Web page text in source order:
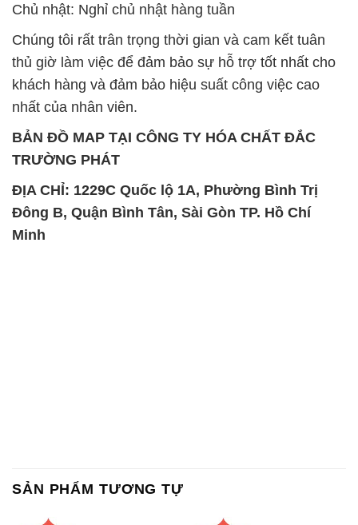
Chủ nhật: Nghỉ chủ nhật hàng tuần
Chúng tôi rất trân trọng thời gian và cam kết tuân
thủ giờ làm việc để đảm bảo sự hỗ trợ tốt nhất cho
khách hàng và đảm bảo hiệu suất công việc cao
nhất của nhân viên.
BẢN ĐỒ MAP TẠI CÔNG TY HÓA CHẤT ĐẮC
TRƯỜNG PHÁT
ĐỊA CHỈ: 1229C Quốc lộ 1A, Phường Bình Trị
Đông B, Quận Bình Tân, Sài Gòn TP. Hồ Chí
Minh
SẢN PHẨM TƯƠNG TỰ